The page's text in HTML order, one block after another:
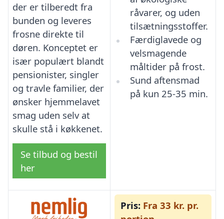
der er tilberedt fra
bunden og leveres
frosne direkte til
døren. Konceptet er
især populært blandt
pensionister, singler
og travle familier, der
ønsker hjemmelavet
smag uden selv at
skulle stå i køkkenet.
Se tilbud og bestil
her
råvarer, og uden
tilsætningsstoffer.
Færdiglavede og
velsmagende
måltider på frost.
Sund aftensmad
på kun 25-35 min.
Pris: Fra 33 kr. pr.